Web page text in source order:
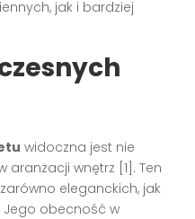
jak i bardziej
widoczna jest nie
aranżacji wnętrz [1]. Ten
eleganckich, jak
Jego obecność w